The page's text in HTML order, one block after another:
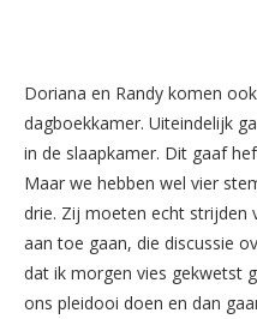
Doriana en Randy komen
dagboekkamer. Uiteindelijk
in de slaapkamer. Dit gaaf
Maar we hebben wel vier
drie. Zij moeten echt strijden
aan toe gaan, die discussie
dat ik morgen vies gekwetst
ons pleidooi doen en dan